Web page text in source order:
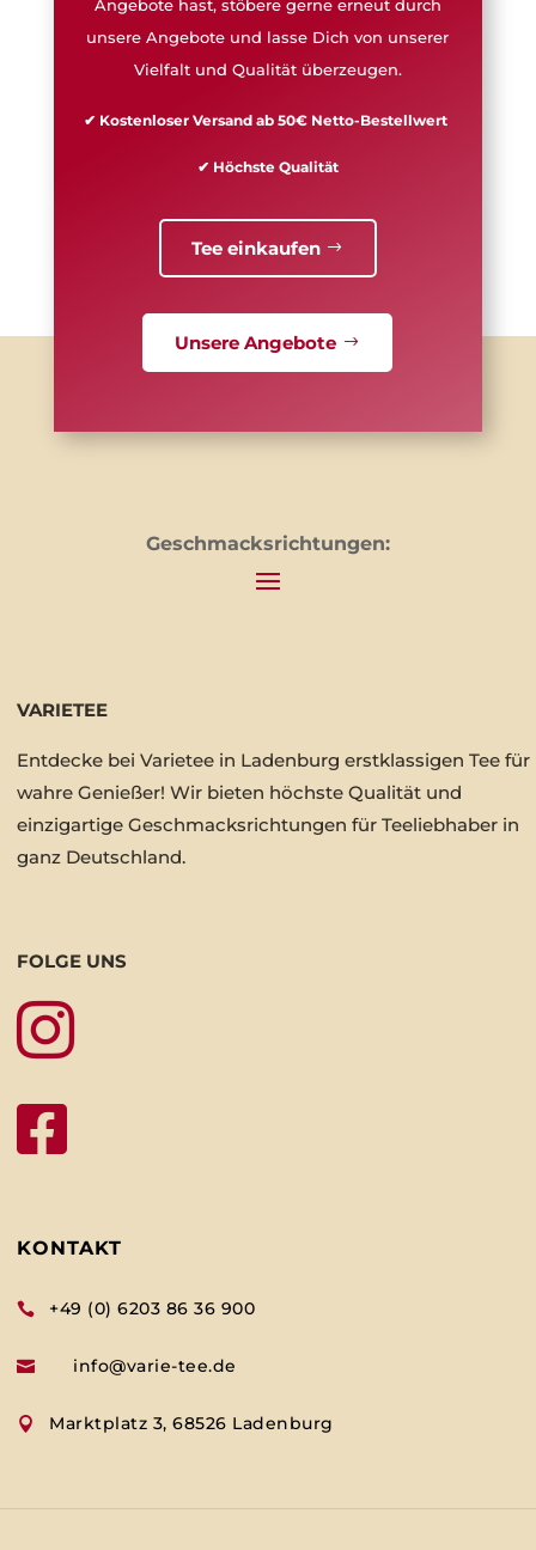
Angebote hast, stöbere gerne erneut durch
unsere Angebote und lasse Dich von unserer
Vielfalt und Qualität überzeugen.
✔ Kostenloser Versand ab 50€ Netto-Bestellwert
✔ Höchste Qualität
Tee einkaufen
Unsere Angebote
Geschmacksrichtungen:
VARIETEE
Entdecke bei Varietee in Ladenburg erstklassigen Tee für
wahre Genießer! Wir bieten höchste Qualität und
einzigartige Geschmacksrichtungen für Teeliebhaber in
ganz Deutschland.
FOLGE UNS


KONTAKT
 +49 (0) 6203 86 36 900
 info@varie-tee.de
 Marktplatz 3, 68526 Ladenburg